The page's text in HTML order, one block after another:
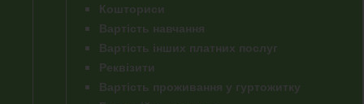
Кошториси
Вартість навчання
Вартість інших платних послуг
Реквізити
Вартість проживання у гуртожитку